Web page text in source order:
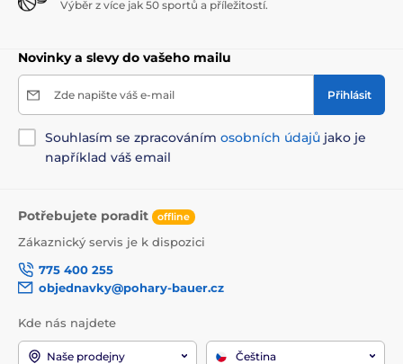
Výběr z více jak 50 sportů a příležitostí.
Novinky a slevy do vašeho mailu
Zde napište váš e-mail Přihlásit
Souhlasím se zpracováním osobních údajů jako je
například váš email
Potřebujete poradit offline
Zákaznický servis je k dispozici
775 400 255
objednavky@pohary-bauer.cz
Kde nás najdete
Naše prodejny Čeština